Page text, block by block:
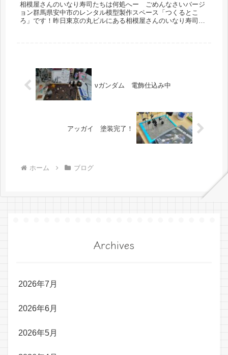
相模屋さんのいなり寿司たちは何処へー ごめんなさいバージ
ョン群馬県安中市のレンタル模型製作スペース「つくるとこ
ろ」です！昨日東京の丸ビルにある相模屋さんのいなり寿司と
νガンダム 電飾仕込み中
アッガイ 塗装完了！
ホーム ブログ
Archives
2026年7月
2026年6月
2026年5月